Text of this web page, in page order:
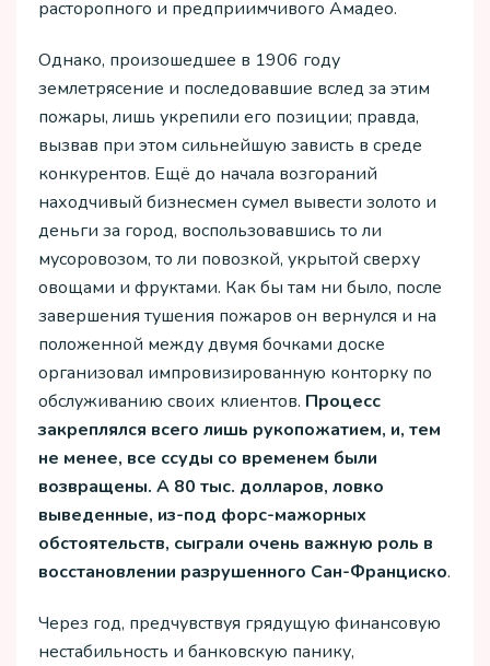
расторопного и предприимчивого Амадео.
Однако, произошедшее в 1906 году
землетрясение и последовавшие вслед за этим
пожары, лишь укрепили его позиции; правда,
вызвав при этом сильнейшую зависть в среде
конкурентов. Ещё до начала возгораний
находчивый бизнесмен сумел вывести золото и
деньги за город, воспользовавшись то ли
мусоровозом, то ли повозкой, укрытой сверху
овощами и фруктами. Как бы там ни было, после
завершения тушения пожаров он вернулся и на
положенной между двумя бочками доске
организовал импровизированную конторку по
обслуживанию своих клиентов. Процесс
закреплялся всего лишь рукопожатием, и, тем
не менее, все ссуды со временем были
возвращены. А 80 тыс. долларов, ловко
выведенные, из-под форс-мажорных
обстоятельств, сыграли очень важную роль в
восстановлении разрушенного Сан-Франциско.
Через год, предчувствуя грядущую финансовую
нестабильность и банковскую панику,